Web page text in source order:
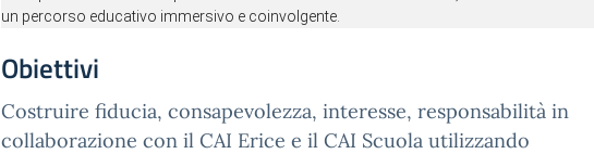
un percorso educativo immersivo e coinvolgente.
Obiettivi
Costruire fiducia, consapevolezza, interesse, responsabilità in
collaborazione con il CAI Erice e il CAI Scuola utilizzando